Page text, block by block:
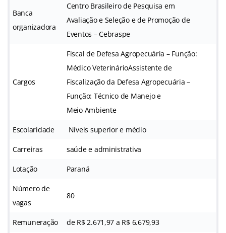
Banca
organizadora
Centro Brasileiro de Pesquisa em
Avaliação e Seleção e de Promoção de
Eventos – Cebraspe
Cargos
Fiscal de Defesa Agropecuária – Função:
Médico VeterinárioAssistente de
Fiscalização da Defesa Agropecuária –
Função: Técnico de Manejo e
Meio Ambiente
Escolaridade Níveis superior e médio
Carreiras saúde e administrativa
Lotação Paraná
Número de
vagas
80
Remuneração de R$ 2.671,97 a R$ 6.679,93